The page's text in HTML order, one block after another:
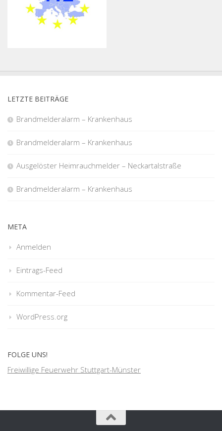
LETZTE BEITRÄGE
Brandmelderalarm – Krankenhaus
Brandmelderalarm – Krankenhaus
Ausgelöster Heimrauchmelder – Neckartalstraße
Brandmelderalarm – Krankenhaus
META
Anmelden
Eintrags-Feed
Kommentar-Feed
WordPress.org
FOLGE UNS!
Freiwillige Feuerwehr Stuttgart-Münster